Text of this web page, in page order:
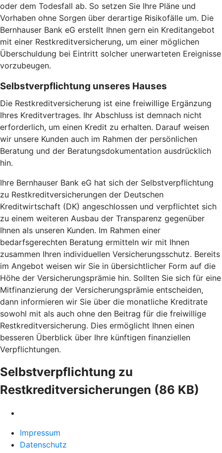
oder dem Todesfall ab. So setzen Sie Ihre Pläne und
Vorhaben ohne Sorgen über derartige Risikofälle um. Die
Bernhauser Bank eG erstellt Ihnen gern ein Kreditangebot
mit einer Restkreditversicherung, um einer möglichen
Überschuldung bei Eintritt solcher unerwarteten Ereignisse
vorzubeugen.
Selbstverpflichtung unseres Hauses
Die Restkreditversicherung ist eine freiwillige Ergänzung
Ihres Kreditvertrages. Ihr Abschluss ist demnach nicht
erforderlich, um einen Kredit zu erhalten. Darauf weisen
wir unsere Kunden auch im Rahmen der persönlichen
Beratung und der Beratungsdokumentation ausdrücklich
hin.
Ihre Bernhauser Bank eG hat sich der Selbstverpflichtung
zu Restkreditversicherungen der Deutschen
Kreditwirtschaft (DK) angeschlossen und verpflichtet sich
zu einem weiteren Ausbau der Transparenz gegenüber
Ihnen als unseren Kunden. Im Rahmen einer
bedarfsgerechten Beratung ermitteln wir mit Ihnen
zusammen Ihren individuellen Versicherungsschutz. Bereits
im Angebot weisen wir Sie in übersichtlicher Form auf die
Höhe der Versicherungsprämie hin. Sollten Sie sich für eine
Mitfinanzierung der Versicherungsprämie entscheiden,
dann informieren wir Sie über die monatliche Kreditrate
sowohl mit als auch ohne den Beitrag für die freiwillige
Restkreditversicherung. Dies ermöglicht Ihnen einen
besseren Überblick über Ihre künftigen finanziellen
Verpflichtungen.
Selbstverpflichtung zu
Restkreditversicherungen (86 KB)
Impressum
Datenschutz